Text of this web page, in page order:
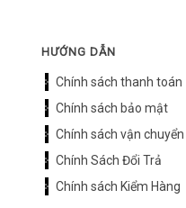
HƯỚNG DẪN
Chính sách thanh toán
Chính sách bảo mật
Chính sách vận chuyển
Chính Sách Đổi Trả
Chính sách Kiểm Hàng